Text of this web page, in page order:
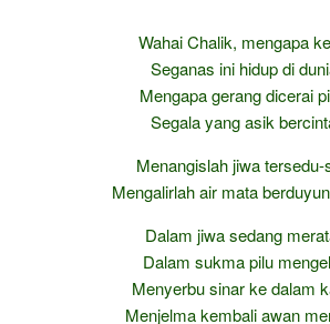
Wahai Chalik, mengapa
Seganas ini hidup di
Mengapa gerang dicerai
Segala yang asik
Menangislah jiwa tersedu-
Mengalirlah air mata
Dalam jiwa sedang
Dalam sukma pilu
Menyerbu sinar ke dalam
Menjelma kembali awan